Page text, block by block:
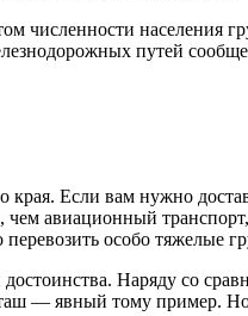
численности населения
путей
Если вам нужно
чем авиационный
особо тяжелые
Наряду со
— явный тому пример.